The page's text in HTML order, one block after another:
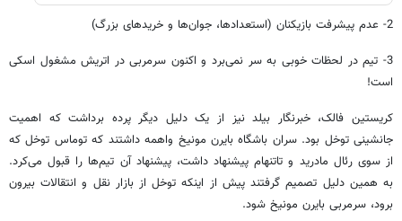
2- عدم پیشرفت بازیکنان (استعدادها، جوان‌ها و خریدهای بزرگ)
3- تیم در لحظات خوبی به سر نمی‌برد و اکنون سرمربی در اتریش مشغول اسکی
است!
کریستین فالک، خبرنگار بیلد نیز از یک دلیل دیگر پرده برداشت که اهمیت
جانشینی توخل بود. سران باشگاه بایرن مونیخ واهمه داشتند که توماس توخل که
از سوی رئال مادرید و تاتنهام پیشنهاد داشت، پیشنهاد آن تیم‌ها را قبول می‌کرد.
به همین دلیل تصمیم گرفتند پیش از اینکه توخل از بازار نقل و انتقالات بیرون
برود، سرمربی بایرن مونیخ شود.